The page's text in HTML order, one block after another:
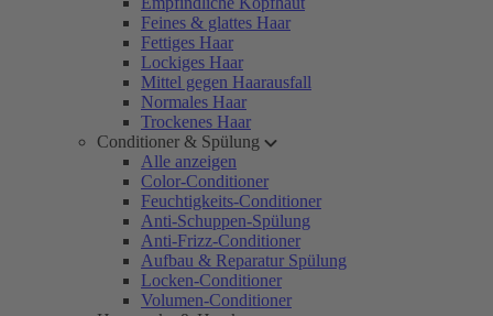
Feines & glattes Haar
Fettiges Haar
Lockiges Haar
Mittel gegen Haarausfall
Normales Haar
Trockenes Haar
Conditioner & Spülung
Alle anzeigen
Color-Conditioner
Feuchtigkeits-Conditioner
Anti-Schuppen-Spülung
Anti-Frizz-Conditioner
Aufbau & Reparatur Spülung
Locken-Conditioner
Volumen-Conditioner